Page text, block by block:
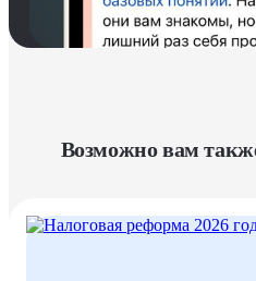
Возможно вам